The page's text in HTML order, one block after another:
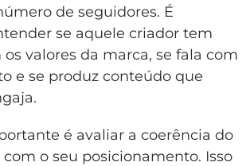
de seguidores. É
se aquele criador tem
valores da marca, se fala com
e se produz conteúdo que
é avaliar a coerência do
o seu posicionamento. Isso